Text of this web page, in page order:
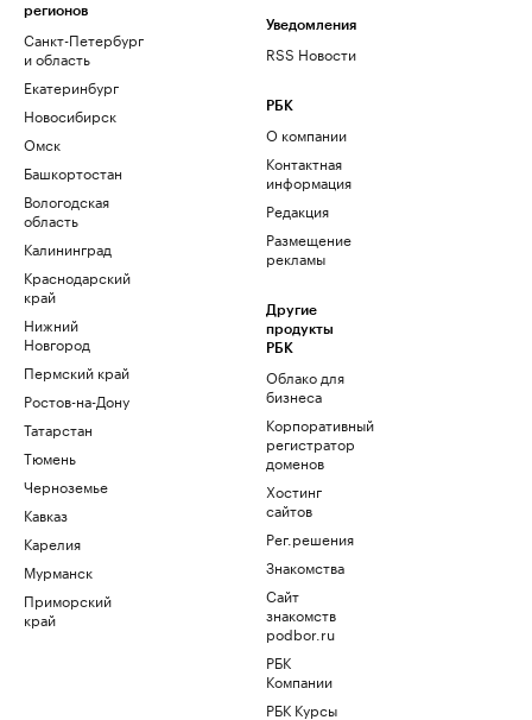
регионов
Санкт-Петербург
и область
Екатеринбург
Новосибирск
Омск
Башкортостан
Вологодская
область
Калининград
Краснодарский
край
Нижний
Новгород
Пермский край
Ростов-на-Дону
Татарстан
Тюмень
Черноземье
Кавказ
Карелия
Мурманск
Приморский
край
Уведомления
RSS Новости
РБК
О компании
Контактная
информация
Редакция
Размещение
рекламы
Другие
продукты
РБК
Облако для
бизнеса
Корпоративный
регистратор
доменов
Хостинг
сайтов
Рег.решения
Знакомства
Сайт
знакомств
podbor.ru
РБК
Компании
РБК Курсы